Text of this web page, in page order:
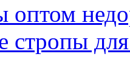
оптом
стропы